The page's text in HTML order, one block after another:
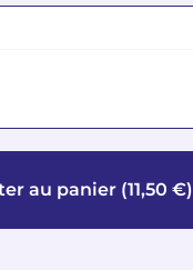
au panier(11,50 €)